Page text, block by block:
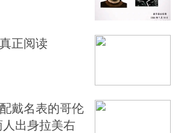
正阅读
戴名表的哥伦
出身拉美右